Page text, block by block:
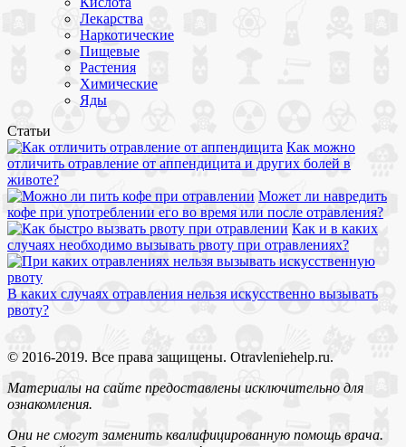
Лекарства
Наркотические
Пищевые
Растения
Химические
Яды
Статьи
Как можно
отличить отравление от аппендицита и других болей в
животе?
Может ли навредить
кофе при употреблении его во время или после отравления?
Как и в каких
случаях необходимо вызывать рвоту при отравлениях?
В каких случаях отравления нельзя искусственно вызывать
рвоту?
© 2016-2019. Все права защищены. Otravleniehelp.ru.
Материалы на сайте предоставлены исключительно для
ознакомления.
Они не смогут заменить квалифицированную помощь врача.